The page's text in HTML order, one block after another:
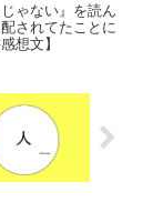
ゃない』を読ん
されてたことに
想文】